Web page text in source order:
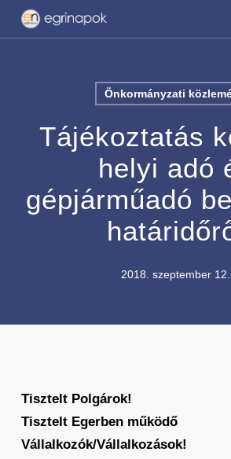
Skip
Önkormányzati
Tájékoztatás
helyi adó
gépjárműadó
2018. szeptember 12.
Tisztelt Polgárok!
Tisztelt Egerben működő
Vállalkozók/Vállalkozások!